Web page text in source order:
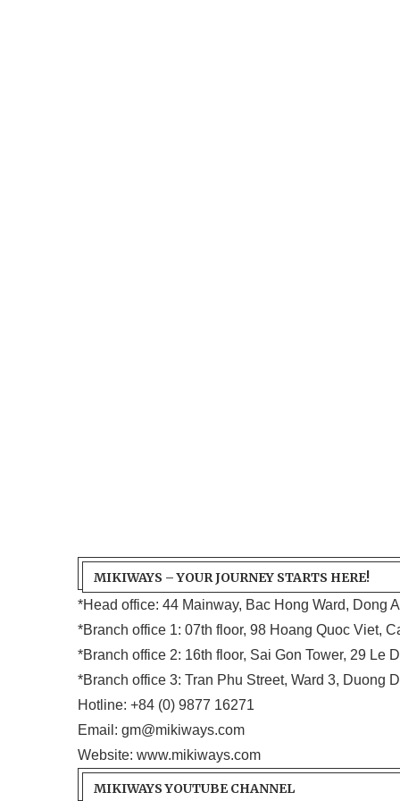
MIKIWAYS – YOUR JOURNEY STARTS HERE!
*Head office: 44 Mainway, Bac Hong Ward, Dong
*Branch office 1: 07th floor, 98 Hoang Quoc Viet,
*Branch office 2: 16th floor, Sai Gon Tower, 29 Le
*Branch office 3: Tran Phu Street, Ward 3, Duong
Hotline: +84 (0) 9877 16271
Email: gm@mikiways.com
Website: www.mikiways.com
MIKIWAYS YOUTUBE CHANNEL